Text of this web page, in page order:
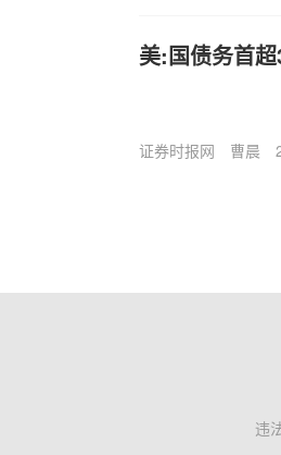
美:国债务首
证券时报网 曹晨
违